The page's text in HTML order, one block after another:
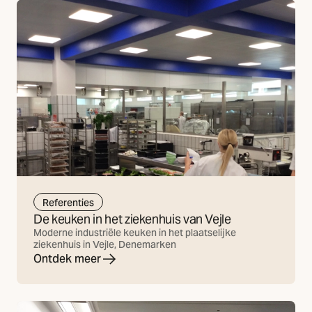
Referenties
De keuken in het ziekenhuis van Vejle
Moderne industriële keuken in het plaatselijke
ziekenhuis in Vejle, Denemarken
Ontdek meer